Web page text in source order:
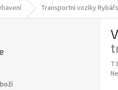
Transportní vozíky